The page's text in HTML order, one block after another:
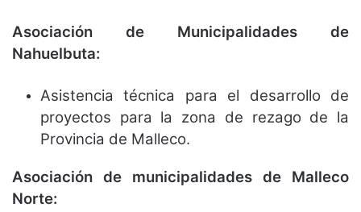
Asociación de Municipalidades de
Nahuelbuta:
Asistencia técnica para el desarrollo de
proyectos para la zona de rezago de la
Provincia de Malleco.
Asociación de municipalidades de Malleco
Norte: